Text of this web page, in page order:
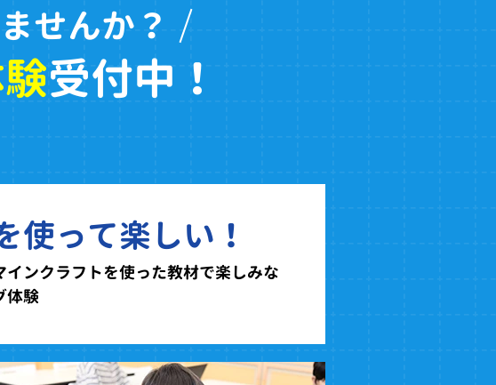
せんか？
受付中！
使って楽しい！
インクラフトを使った教材で楽しみな
体験